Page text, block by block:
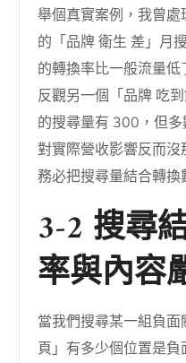
舉個真實案例，我曾
的「品牌 衛生 差」月
的轉換率比一般流量
反觀另一個「品牌 吃
的搜尋量有 300，但多
對實際營收影響反而沒
務必把搜尋量結合轉換
3-2 搜尋
率與內容
當我們搜尋某一組負
頁」有多少個位置是